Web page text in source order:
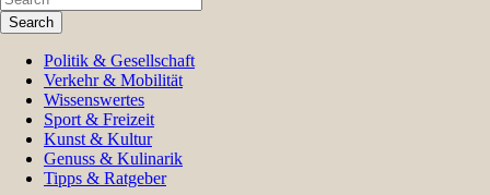
Search
Politik & Gesellschaft
Verkehr & Mobilität
Wissenswertes
Sport & Freizeit
Kunst & Kultur
Genuss & Kulinarik
Tipps & Ratgeber